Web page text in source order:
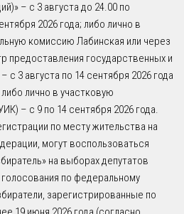
– с 3 августа до 24.00 по
2026 года; либо лично в
комиссию Лабинская или через
предоставления государственных и
с 3 августа по 14 сентября 2026 года
лично в участковую
– с 9 по 14 сентября 2026 года.
по месту жительства на
могут воспользоваться
на выборах депутатов
по федеральному
зарегистрированные по